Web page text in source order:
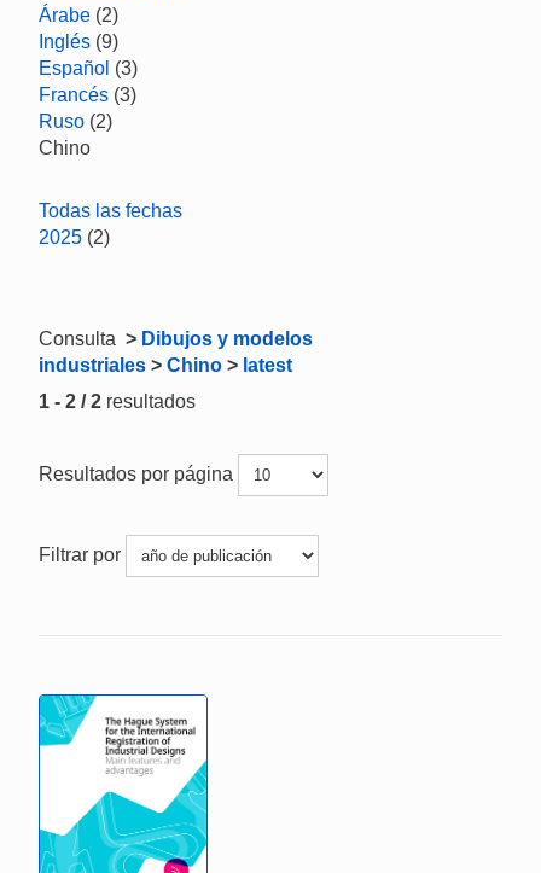
Árabe (2)
Inglés (9)
Español (3)
Francés (3)
Ruso (2)
Chino
Todas las fechas
2025 (2)
Consulta > Dibujos y modelos
industriales > Chino > latest
1 - 2 / 2 resultados
Resultados por página
Filtrar por